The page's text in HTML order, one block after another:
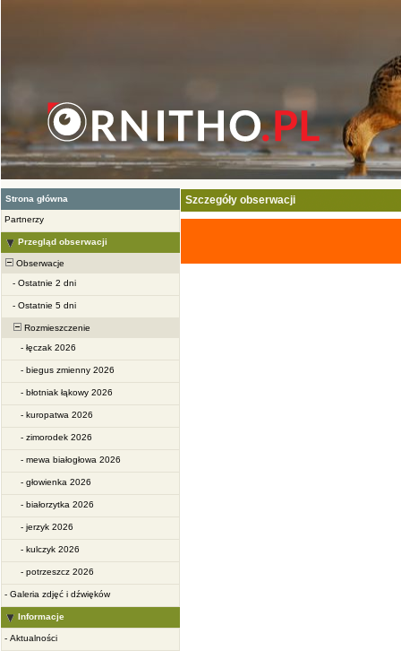
Strona główna
Partnerzy
Przegląd obserwacji
Obserwacje
- Ostatnie 2 dni
- Ostatnie 5 dni
Rozmieszczenie
- łęczak 2026
- biegus zmienny 2026
- błotniak łąkowy 2026
- kuropatwa 2026
- zimorodek 2026
- mewa białogłowa 2026
- głowienka 2026
- białorzytka 2026
- jerzyk 2026
- kulczyk 2026
- potrzeszcz 2026
- Galeria zdjęć i dźwięków
Informacje
- Aktualności
Szczegóły obserwacji